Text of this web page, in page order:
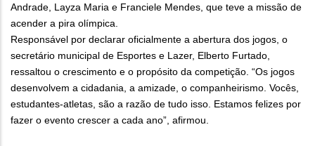
Andrade, Layza Maria e Franciele Mendes, que teve a missão de
acender a pira olímpica.
Responsável por declarar oficialmente a abertura dos jogos, o
secretário municipal de Esportes e Lazer, Elberto Furtado,
ressaltou o crescimento e o propósito da competição. “Os jogos
desenvolvem a cidadania, a amizade, o companheirismo. Vocês,
estudantes-atletas, são a razão de tudo isso. Estamos felizes por
fazer o evento crescer a cada ano”, afirmou.